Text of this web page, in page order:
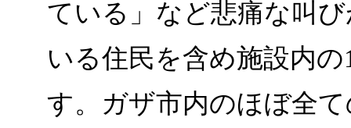
ている」など悲痛な叫
いる住民を含め施設内
す。ガザ市内のほぼ全